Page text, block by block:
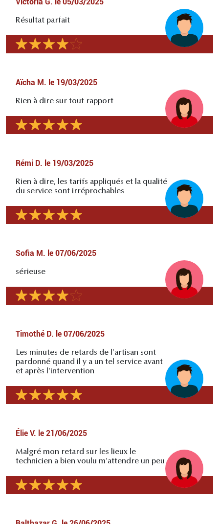
Résultat parfait
Aïcha M. le 19/03/2025
Rien à dire sur tout rapport
Rémi D. le 19/03/2025
Rien à dire, les tarifs appliqués et la qualité
du service sont irréprochables
Sofia M. le 07/06/2025
sérieuse
Timothé D. le 07/06/2025
Les minutes de retards de l'artisan sont
pardonné quand il y a un tel service avant
et après l'intervention
Élie V. le 21/06/2025
Malgré mon retard sur les lieux le
technicien a bien voulu m'attendre un peu